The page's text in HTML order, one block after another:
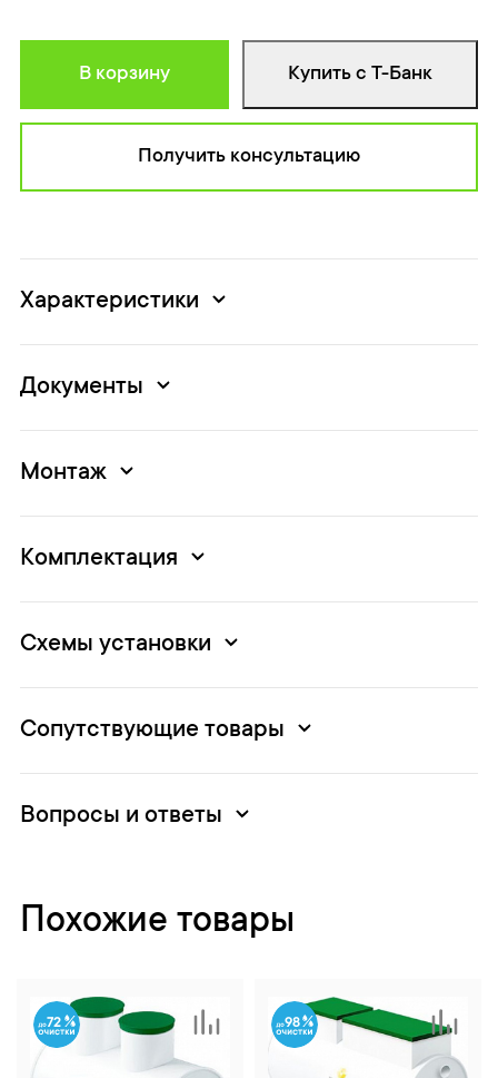
В корзину Купить с Т-Банк
Получить консультацию
Характеристики
Документы
Монтаж
Комплектация
Схемы установки
Сопутствующие товары
Вопросы и ответы
Похожие товары
72 98